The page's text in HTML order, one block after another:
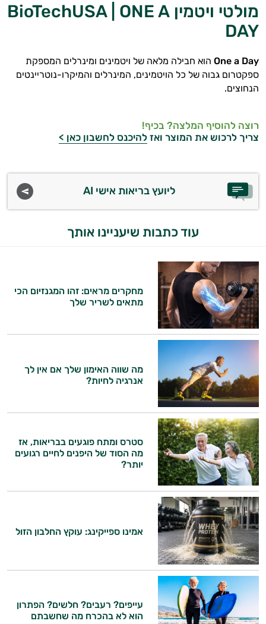
ויטמין C
ויטמין D
ויטמין E
ויטמינים לנשים
טבעוניים | VEGAN
כרום
מגנזיום
אבץ
תוספים לילדים
רימונים
ג׳ינסנג
ויטמין K
זעפרן
מורינגה
מולטי ויטמין BioTechUSA | ONE A
DAY
One a Day הוא חבילה מלאה של ויטמינים ומינרלים המספקת
ספקטרום גבוה של כל הויטמינים, המינרלים והמיקרו-נוטריינטים
הנחוצים.
רוצה להוסיף המלצה? בכיף!
צריך לרכוש את המוצר ואז להיכנס לחשבון כאן >
ליועץ בריאות אישי AI
עוד כתבות שיעניינו אותך
מחקרים מראים: זהו המגנזיום הכי
מתאים לשריר שלך
מה שווה האימון שלך אם אין לך
אנרגיה לחיות?
סטרס ומתח פוגעים בבריאות, אז
מה הסוד של היפנים לחיים רגועים
יותר?
אמינו ספייקינג: עוקץ החלבון הזול
עייפים? רעבים? חלשים? הפתרון
הוא לא בהכרח מה שחשבתם